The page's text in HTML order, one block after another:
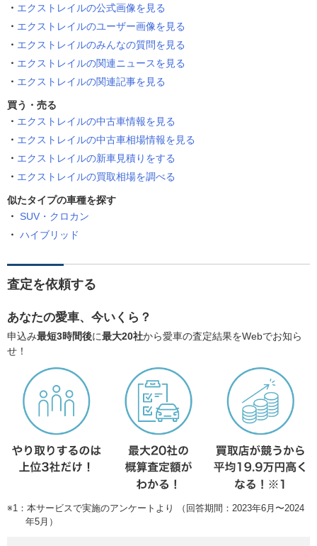
エクストレイルの公式画像を見る
エクストレイルのユーザー画像を見る
エクストレイルのみんなの質問を見る
エクストレイルの関連ニュースを見る
エクストレイルの関連記事を見る
買う・売る
エクストレイルの中古車情報を見る
エクストレイルの中古車相場情報を見る
エクストレイルの新車見積りをする
エクストレイルの買取相場を調べる
似たタイプの車種を探す
SUV・クロカン
ハイブリッド
査定を依頼する
あなたの愛車、今いくら？
申込み最短3時間後に最大20社から愛車の査定結果をWebでお知ら
せ！
※1：本サービスで実施のアンケートより （回答期間：2023年6月〜2024
年5月）